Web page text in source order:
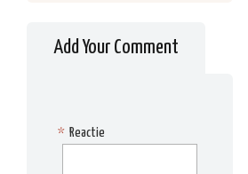
Add Your Comment
Reactie
*